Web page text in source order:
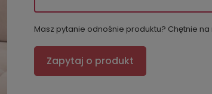
Masz pytanie odnośnie produktu? Chętnie
Zapytaj o produkt